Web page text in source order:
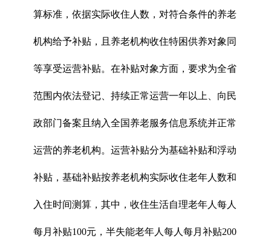
算标准，依据实际收住人数，对符合条件的养老
机构给予补贴，且养老机构收住特困供养对象同
等享受运营补贴。在补贴对象方面，要求为全省
范围内依法登记、持续正常运营一年以上、向民
政部门备案且纳入全国养老服务信息系统并正常
运营的养老机构。运营补贴分为基础补贴和浮动
补贴，基础补贴按养老机构实际收住老年人数和
入住时间测算，其中，收住生活自理老年人每人
每月补贴100元，半失能老年人每人每月补贴200